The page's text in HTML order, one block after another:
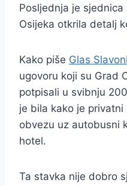
Posljednja je
Osijeka otkrila detalj
Kako piše Glas
ugovoru koji su Grad
potpisali u svibnju
je bila kako je
obvezu uz autobusni
hotel.
Ta stavka nije dobro